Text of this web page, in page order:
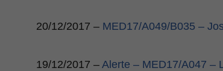
20/12/2017 – MED17/A049/B035 –
19/12/2017 – Alerte – MED17/A047 –